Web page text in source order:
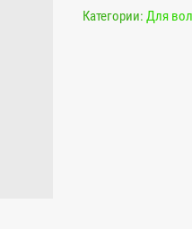
Жемчужная
Категории: Для